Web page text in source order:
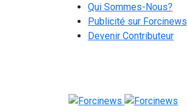
Qui Sommes-Nous?
Publicité sur Forcinews
Devenir Contributeur